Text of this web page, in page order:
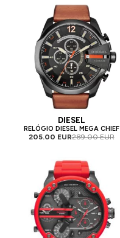
DIESEL
RELÓGIO DIESEL MEGA CHIEF
205.00 EUR289.00 EUR